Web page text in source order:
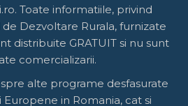
Toate informatiile, privind
Dezvoltare Rurala, furnizate
distribuite GRATUIT si nu sunt
comercializarii.
alte programe desfasurate
in Romania, cat si